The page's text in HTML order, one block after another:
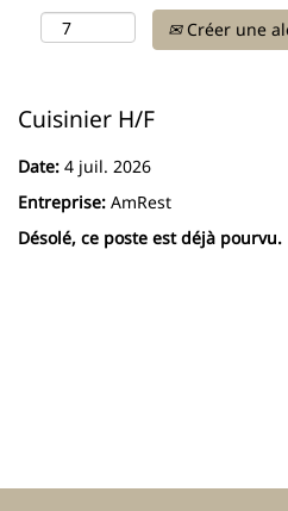
Créer une
Cuisinier H/F
Date: 4 juil. 2026
Entreprise: AmRest
Désolé, ce poste est déjà pourvu.